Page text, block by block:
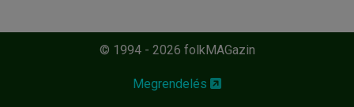
© 1994 - 2026 folkMAGazin
Megrendelés